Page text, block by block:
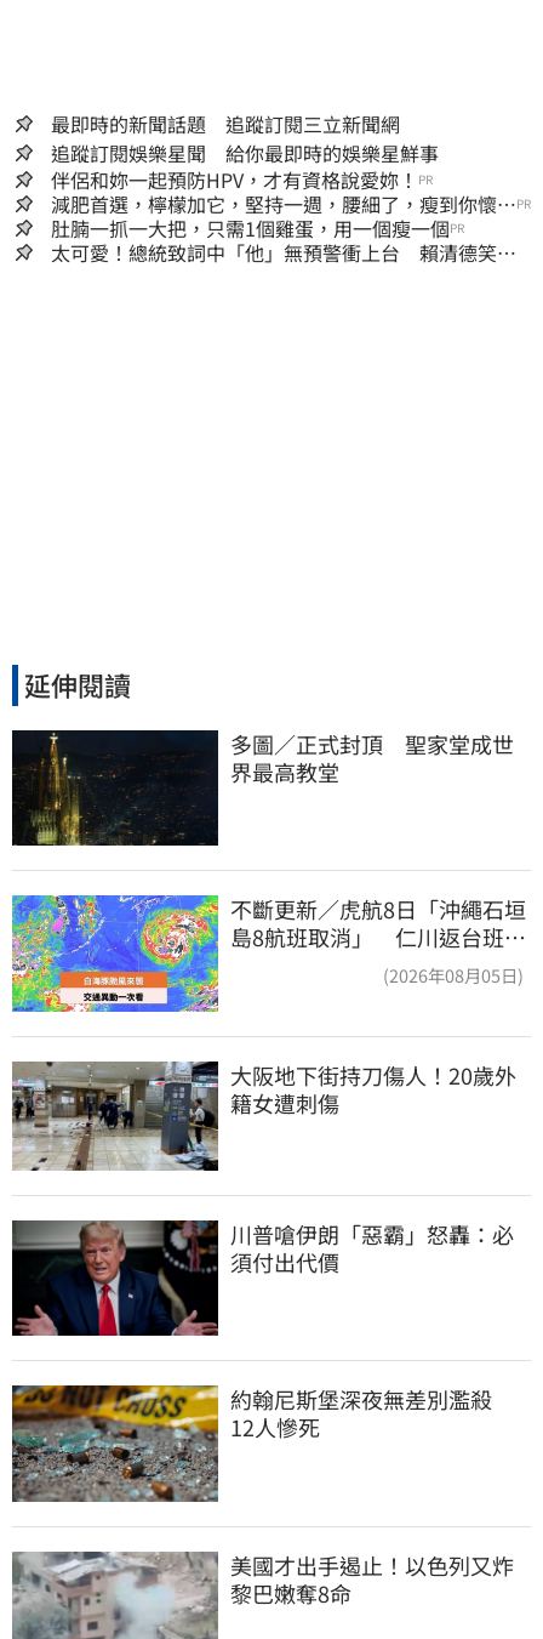
最即時的新聞話題 追蹤訂閱三立新聞網
追蹤訂閱娛樂星聞 給你最即時的娛樂星鮮事
伴侶和妳一起預防HPV，才有資格說愛妳！ PR
減肥首選，檸檬加它，堅持一週，腰細了，瘦到你懷疑
人生
PR
肚腩一抓一大把，只需1個雞蛋，用一個瘦一個PR
太可愛！總統致詞中「他」無預警衝上台 賴清德笑
延伸閱讀
多圖／正式封頂　聖家堂成世
界最高教堂
不斷更新／虎航8日「沖繩石垣
島8航班取消」 仁川返台班機
(2026年08月05日)
大阪地下街持刀傷人！20歲外
籍女遭刺傷
川普嗆伊朗「惡霸」怒轟：必
須付出代價
約翰尼斯堡深夜無差別濫殺
12人慘死
美國才出手遏止！以色列又炸
黎巴嫩奪8命